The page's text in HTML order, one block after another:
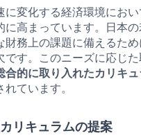
に変化する経済環境にお
に高まっています。日本
財務上の課題に備えるた
です。このニーズに応じた
合的に取り入れたカリキ
ています。
リキュラムの提案